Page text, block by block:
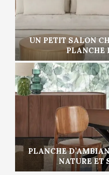
UN PETIT SALON
PLANCHE
PLANCHE
NATURE ET